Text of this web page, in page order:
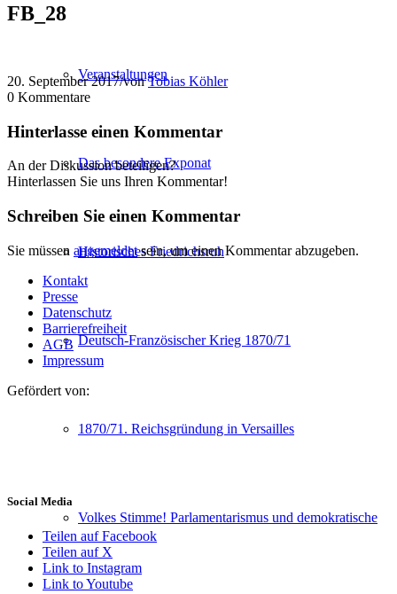
Veranstaltungen
Das besondere Exponat
Historisches Friedrichsruh
Deutsch-Französischer Krieg 1870/71
1870/71. Reichsgründung in Versailles
Volkes Stimme! Parlamentarismus und demokratische
FB_28
20. September 2017/vonTobias Köhler
0 Kommentare
Hinterlasse einen Kommentar
An der Diskussion beteiligen?
Hinterlassen Sie uns Ihren Kommentar!
Schreiben Sie einen Kommentar
Sie müssen angemeldetsein, um einen Kommentar abzugeben.
Kontakt
Presse
Datenschutz
Barrierefreiheit
AGB
Impressum
Gefördert von:
Social Media
Teilen auf Facebook
Teilen auf X
Link to Instagram
Link to Youtube